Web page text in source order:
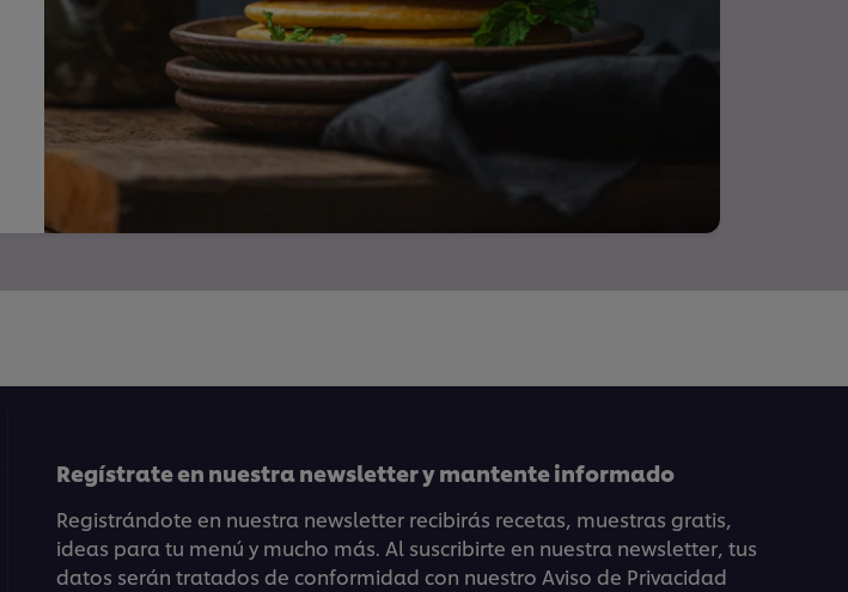
Regístrate en nuestra newsletter y mantente informado
Registrándote en nuestra newsletter recibirás recetas, muestras gratis,
ideas para tu menú y mucho más. Al suscribirte en nuestra newsletter, tus
datos serán tratados de conformidad con nuestro Aviso de Privacidad